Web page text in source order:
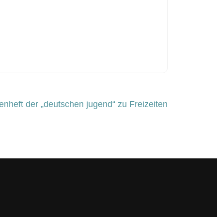
der „deutschen jugend“ zu Freizeiten